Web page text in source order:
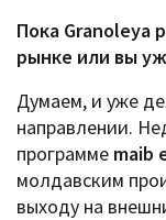
Пока Granoleya
рынке или вы
Думаем, и уже
направлении.
программе maib
молдавским
выходу на